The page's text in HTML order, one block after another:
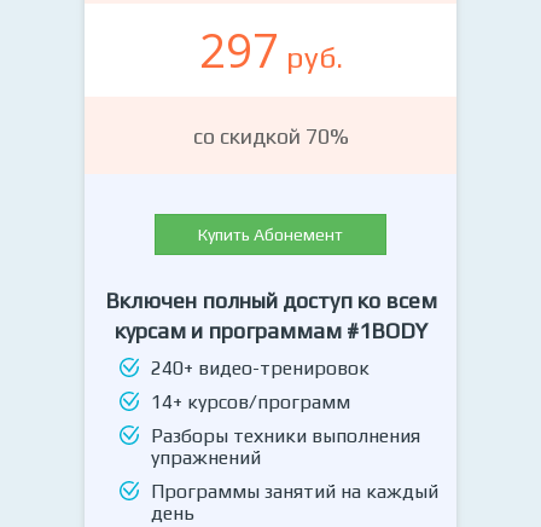
297 руб.
со скидкой 70%
Купить Абонемент
Включен полный доступ ко всем
курсам и программам #1BODY
240+ видео-тренировок
14+ курсов/программ
Разборы техники выполнения
упражнений
Программы занятий на каждый
день